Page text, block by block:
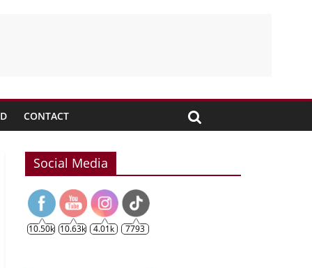
CONTACT
Social Media
10.50k 10.63k 4.01k 7793